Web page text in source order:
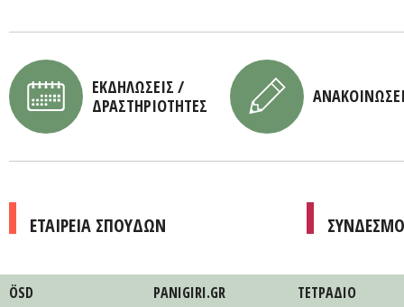
ΕΚΔΗΛΩΣΕΙΣ /
ΔΡΑΣΤΗΡΙΟΤΗΤΕΣ
ΕΤΑΙΡΕΙΑ ΣΠΟΥΔΩΝ
ÖSD PANIGIRI.GR ΤΕΤΡAΔΙΟ